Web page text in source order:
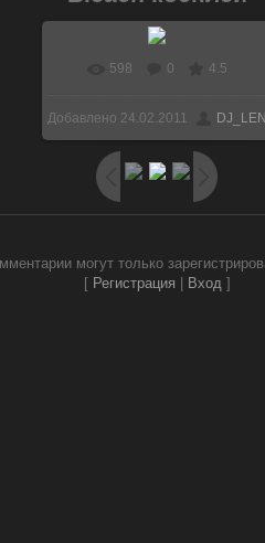
598 0 4.5
Добавлено 24.02.2011
могут только
[ Регистрация Вход]